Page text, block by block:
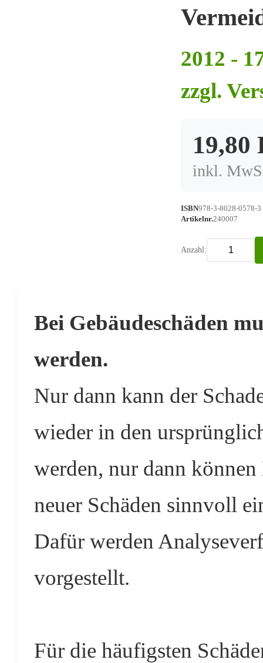
2012 -
zzgl.
19,80
inkl.
ISBN978-3-8028-0578-3
Artikelnr.240007
Anzahl:
Bei Gebäudeschäden
werden.
Nur dann kann der
wieder in den
werden, nur dann
neuer Schäden sinnvoll
Dafür werden
vorgestellt.
Für die häufigsten